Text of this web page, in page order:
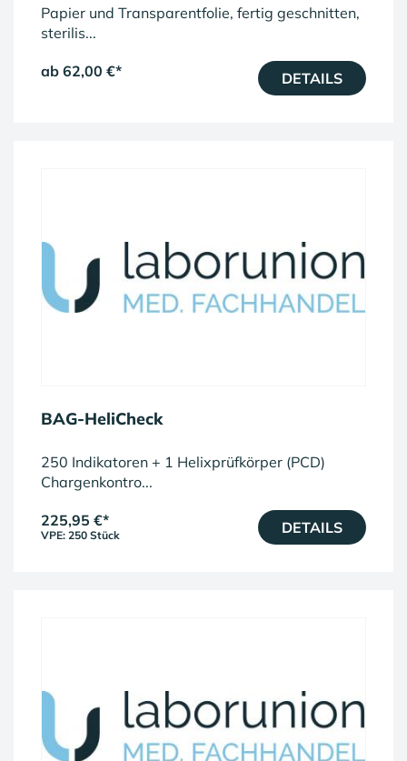
Papier und Transparentfolie, fertig geschnitten,
sterilis...
ab 62,00 €* DETAILS
BAG-HeliCheck
250 Indikatoren + 1 Helixprüfkörper (PCD)
Chargenkontro...
225,95 €*
VPE: 250 Stück DETAILS